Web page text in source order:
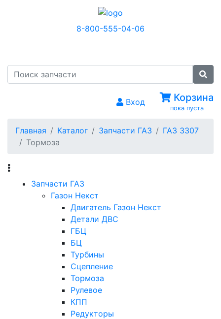
8-800-555-04-06
Вход Корзина
пока пуста
Главная Каталог Запчасти ГАЗ
ГАЗ 3307
Тормоза
Запчасти ГАЗ
Газон Некст
Двигатель Газон Некст
Детали ДВС
ГБЦ
БЦ
Турбины
Сцепление
Тормоза
Рулевое
КПП
Редукторы